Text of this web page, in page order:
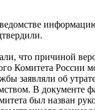
что причиной
Комитета России
заявляли об
В документе
был назван